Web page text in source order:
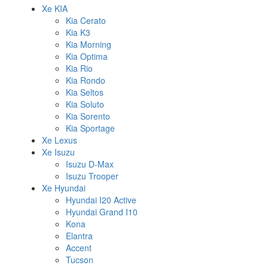
Xe KIA
Kia Cerato
Kia K3
Kia Morning
Kia Optima
Kia Rio
Kia Rondo
Kia Seltos
Kia Soluto
Kia Sorento
Kia Sportage
Xe Lexus
Xe Isuzu
Isuzu D-Max
Isuzu Trooper
Xe Hyundai
Hyundai I20 Active
Hyundai Grand I10
Kona
Elantra
Accent
Tucson